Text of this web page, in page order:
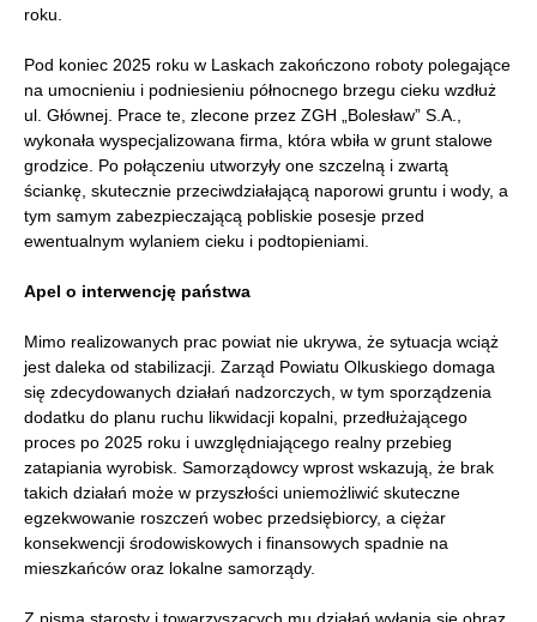
roku.
Pod koniec 2025 roku w Laskach zakończono roboty polegające
na umocnieniu i podniesieniu północnego brzegu cieku wzdłuż
ul. Głównej. Prace te, zlecone przez ZGH „Bolesław” S.A.,
wykonała wyspecjalizowana firma, która wbiła w grunt stalowe
grodzice. Po połączeniu utworzyły one szczelną i zwartą
ściankę, skutecznie przeciwdziałającą naporowi gruntu i wody, a
tym samym zabezpieczającą pobliskie posesje przed
ewentualnym wylaniem cieku i podtopieniami.
Apel o interwencję państwa
Mimo realizowanych prac powiat nie ukrywa, że sytuacja wciąż
jest daleka od stabilizacji. Zarząd Powiatu Olkuskiego domaga
się zdecydowanych działań nadzorczych, w tym sporządzenia
dodatku do planu ruchu likwidacji kopalni, przedłużającego
proces po 2025 roku i uwzględniającego realny przebieg
zatapiania wyrobisk. Samorządowcy wprost wskazują, że brak
takich działań może w przyszłości uniemożliwić skuteczne
egzekwowanie roszczeń wobec przedsiębiorcy, a ciężar
konsekwencji środowiskowych i finansowych spadnie na
mieszkańców oraz lokalne samorządy.